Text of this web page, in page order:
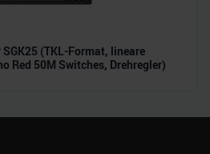
(TKL-Format, lineare
Red 50M Switches, Drehregler)